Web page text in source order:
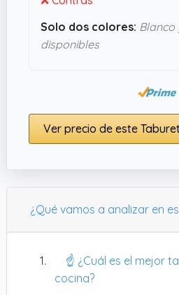
Solo dos colores: Blanco
disponibles
Ver precio de este
¿Qué vamos a analizar en
☝️ ¿Cuál es el mejor
cocina?